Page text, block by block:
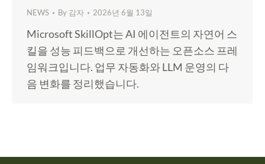
NEWS By 감자 2026년 6월 13일
Microsoft SkillOpt는 AI 에이전트의 자연어 스
킬을 성능 피드백으로 개선하는 오픈소스 프레
임워크입니다. 업무 자동화와 LLM 운영의 다
음 변화를 정리했습니다.